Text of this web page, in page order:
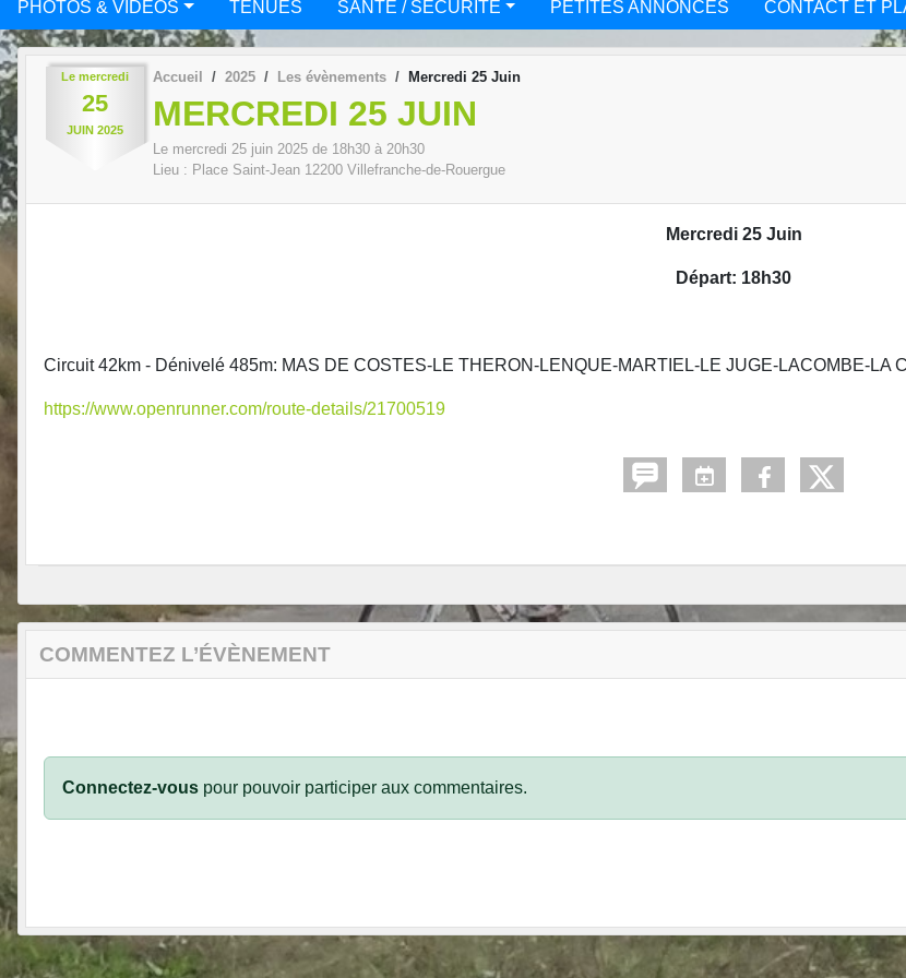
PHOTOS & VIDÉOS TENUES SANTÉ / SÉCURITÉ PETITES ANNONCES CONTACT ET
Le mercredi
25
JUIN 2025
Accueil 2025 Les évènements Mercredi 25 Juin
MERCREDI 25 JUIN
Le mercredi 25 juin 2025 de 18h30 à 20h30
Lieu : Place Saint-Jean 12200 Villefranche-de-Rouergue
Mercredi 25 Juin
Départ: 18h30
Circuit 42km - Dénivelé 485m: MAS DE COSTES-LE THERON-LENQUE-MARTIEL-LE JUGE-LACOMBE-LA
https://www.openrunner.com/route-details/21700519
COMMENTEZ L’ÉVÈNEMENT
Connectez-vous pour pouvoir participer aux commentaires.